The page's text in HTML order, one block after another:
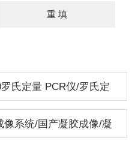
氏定量 PCR仪/罗氏定
像系统/国产凝胶成像/凝